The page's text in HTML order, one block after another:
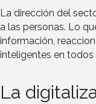
La dirección del
a las personas. Lo
información,
inteligentes en todos
La